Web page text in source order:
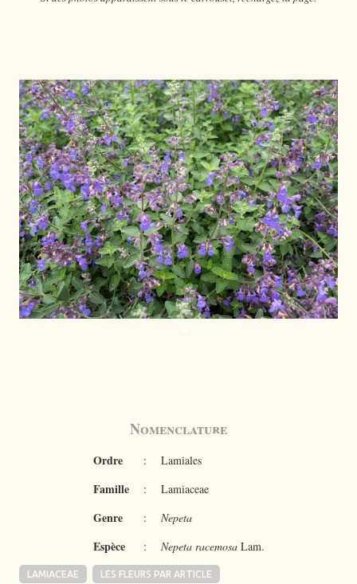
Nomenclature
Ordre : Lamiales
Famille : Lamiaceae
Genre : Nepeta
Espèce : Nepeta racemosaLam.
LAMIACEAE LES FLEURS PAR ARTICLE